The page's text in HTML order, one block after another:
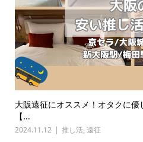
大阪遠征にオススメ！オタクに優
【...
2024.11.12 推し活, 遠征